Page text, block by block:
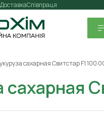
ДоставкаСпівпраця
сахарная Свитстар F1 100
сахарная